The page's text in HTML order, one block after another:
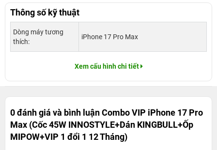
Thông số kỹ thuật
Dòng máy tương
thích:
iPhone 17 Pro Max
Xem cấu hình chi tiết
0 đánh giá và bình luậnCombo VIP iPhone 17 Pro
Max (Cốc 45W INNOSTYLE+Dán KINGBULL+Ốp
MIPOW+VIP 1 đổi 1 12 Tháng)